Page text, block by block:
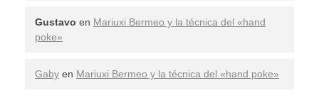
Gustavo en Mariuxi Bermeo y la técnica del «hand
poke»
Gaby en Mariuxi Bermeo y la técnica del «hand poke»